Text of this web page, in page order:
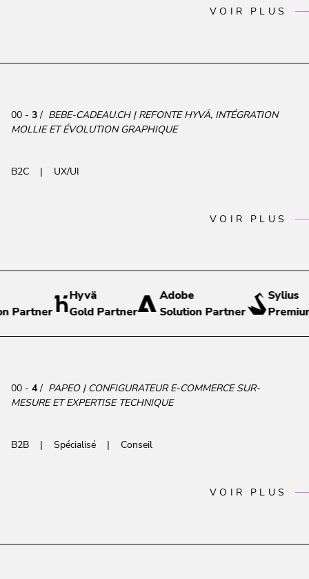
VOIR PLUS
00 - 3/ BEBE-CADEAU.CH | REFONTE HYVÄ, INTÉGRATION
MOLLIE ET ÉVOLUTION GRAPHIQUE
B2C UX/UI
VOIR PLUS
Partner
Hyvä
Gold Partner
Adobe
Solution Partner
Sylius
00 - 4/ PAPEO | CONFIGURATEUR E-COMMERCE SUR-
MESURE ET EXPERTISE TECHNIQUE
B2B Spécialisé Conseil
VOIR PLUS